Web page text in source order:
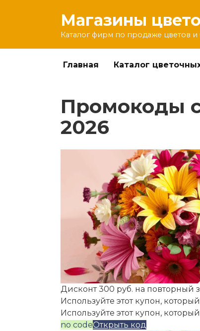
Магазины
Каталог фирм по продаже цветов
Главная Каталог
Промокоды
2026
Дисконт 300 руб. на повторный
Используйте этот купон,
Используйте этот купон,
no codeОткрыть код